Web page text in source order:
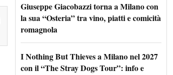
Giuseppe Giacobazzi torna a Milano con
la sua “Osteria” tra vino, piatti e comicità
romagnola
I Nothing But Thieves a Milano nel 2027
con il “The Stray Dogs Tour”: info e